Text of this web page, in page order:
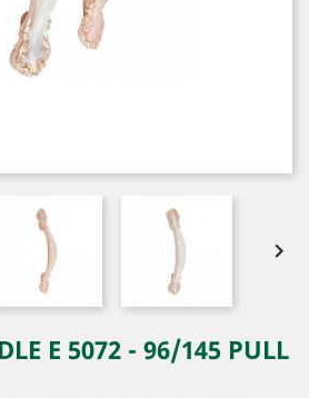

E 5072 - 96/145 PULL